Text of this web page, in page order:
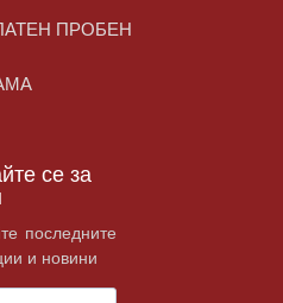
ПРОБЕН
се за
последните
и новини